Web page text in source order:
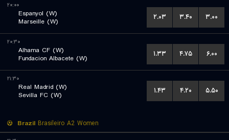
۲۰:۰۰
Espanyol (W)
Marseille (W)
۲.۰۳ ۳.۴۰ ۳.۰۰
۲۰:۳۰
Alhama CF (W)
Fundacion Albacete (W)
۱.۳۳ ۴.۷۵ ۶.۰۰
۲۱:۳۰
Real Madrid (W)
Sevilla FC (W)
۱.۴۳ ۴.۲۰ ۵.۵۰
Brazil Brasileiro A2 Women